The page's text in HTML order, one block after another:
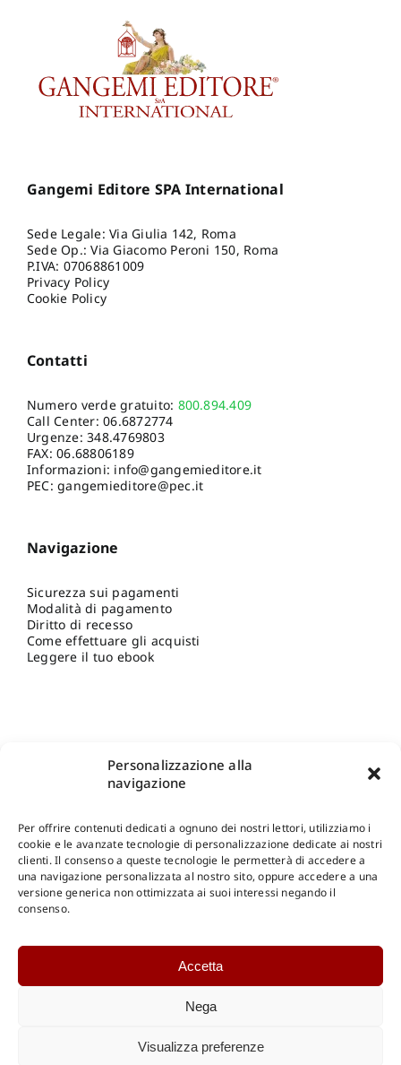
Personalizzazione alla
navigazione
Per offrire contenuti dedicati a ognuno dei nostri lettori, utilizziamo i
cookie e le avanzate tecnologie di personalizzazione dedicate ai nostri
clienti. Il consenso a queste tecnologie le permetterà di accedere a
una navigazione personalizzata al nostro sito, oppure accedere a una
versione generica non ottimizzata ai suoi interessi negando il
consenso.
Accetta
Nega
Visualizza preferenze
Gangemi Editore SPA International
Sede Legale: Via Giulia 142, Roma
Sede Op.: Via Giacomo Peroni 150, Roma
P.IVA: 07068861009
Privacy Policy
Cookie Policy
Contatti
Numero verde gratuito: 800.894.409
Call Center:06.6872774
Urgenze:348.4769803
FAX: 06.68806189
Informazioni: info@gangemieditore.it
PEC: gangemieditore@pec.it
Navigazione
Sicurezza sui pagamenti
Modalità di pagamento
Diritto di recesso
Come effettuare gli acquisti
Leggere il tuo ebook
Shop Gangemi Editore-Pagamenti Sicuri e anche Rateali
Catalogo Online
Catalogo Internazionale
DOWNLOAD
Catalogo Internazionale